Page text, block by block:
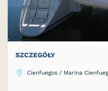
SZCZEGÓŁY
Cienfuegos / Marina